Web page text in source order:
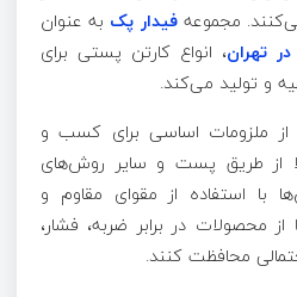
مجموعه فیدار پک به عنوان
تهران، انواع کارتن پستی برای
و تولید می‌کند.
ملزومات اساسی برای کسب‌ و
از طریق پست و سایر روش‌های
با استفاده از مقوای مقاوم و
محصولات در برابر ضربه، فشار،
محافظت کنند.